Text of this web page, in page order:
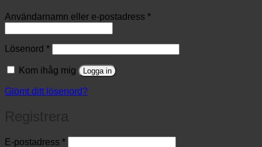
Användarnamn eller e-postadress *Obligatoriskt
Lösenord *Obligatoriskt
Kom ihåg mig Logga in
Glömt ditt lösenord?
E-postadress *Obligatoriskt